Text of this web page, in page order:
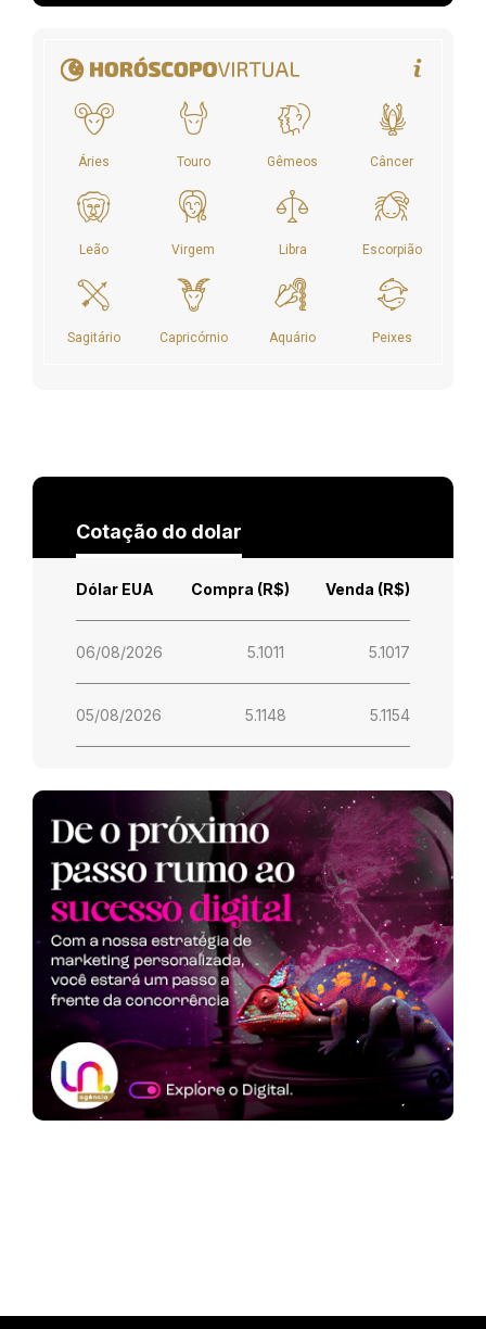
Cotação do dolar
Dólar EUA Compra (R$) Venda (R$)
06/08/2026 5.1011 5.1017
05/08/2026 5.1148 5.1154